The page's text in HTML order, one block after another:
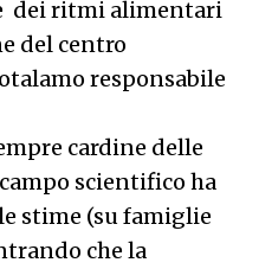
dei ritmi alimentari
del centro
responsabile
cardine delle
scientifico ha
stime (su famiglie
che la